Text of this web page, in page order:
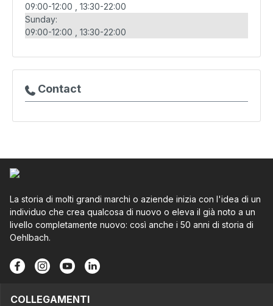
09:00-12:00
13:30-22:00
Sunday:
09:00-12:00
13:30-22:00
Contact
La storia di molti grandi marchi o aziende inizia con l'idea di un
individuo che crea qualcosa di nuovo o eleva il già noto a un
livello completamente nuovo: così anche i 50 anni di storia di
Oehlbach.
COLLEGAMENTI